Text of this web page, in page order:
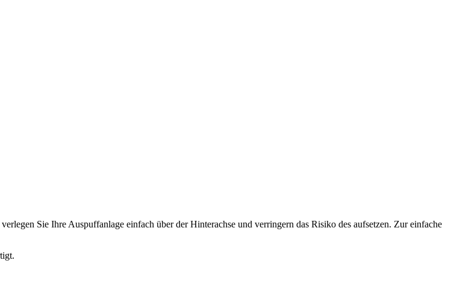
Sie Ihre Auspuffanlage einfach über der Hinterachse und verringern das Risiko des aufsetzen. Zur einfache